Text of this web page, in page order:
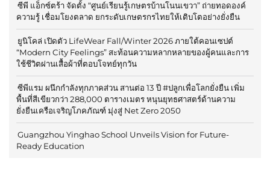
ซีพี แอ็กซ์ตร้า จัดตั้ง “ศูนย์เรียนรู้เกษตรบ้านโนนเขวา” ถ่ายทอดองค์
ความรู้ เชื่อมโยงตลาด ยกระดับเกษตรกรไทยให้เติบโตอย่างยั่งยืน
ยูนิโคล่ เปิดตัว LifeWear Fall/Winter 2026 ภายใต้คอนเซปต์
“Modern City Feelings” สะท้อนความหลากหลายของผู้คนและการ
ใช้ชีวิตผ่านเสื้อผ้าที่ตอบโจทย์ทุกวัน
ซีพีแรม ผนึกกำลังทุกภาคส่วน สานต่อ 13 ปี #ปลูกเพื่อโลกยั่งยืน เพิ่ม
พื้นที่สีเขียวกว่า 288,000 ตารางเมตร หนุนยุทธศาสตร์ด้านความ
ยั่งยืนเครือเจริญโภคภัณฑ์ มุ่งสู่ Net Zero 2050
Guangzhou Yinghao School Unveils Vision for Future-
Ready Education